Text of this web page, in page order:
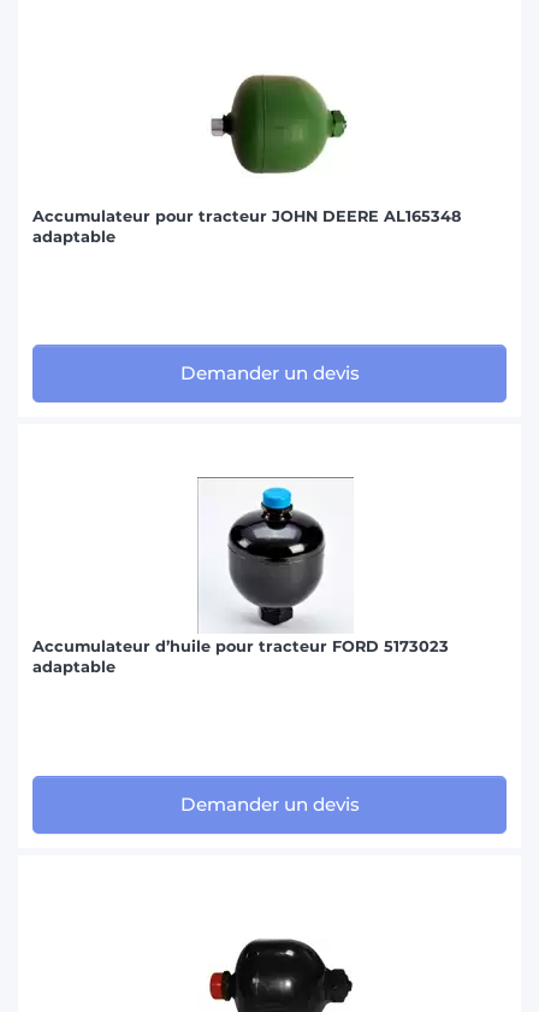
Accumulateur pour tracteur JOHN DEERE AL165348
adaptable
Demander un devis
Accumulateur d’huile pour tracteur FORD 5173023
adaptable
Demander un devis